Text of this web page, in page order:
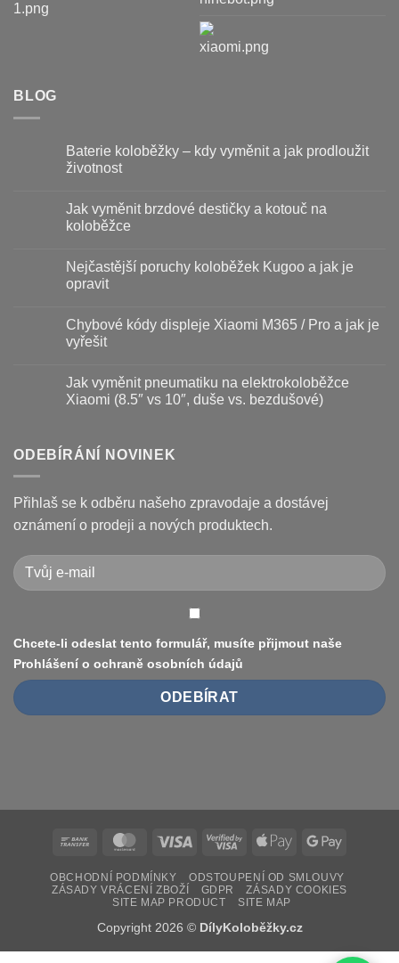
BLOG
Baterie koloběžky – kdy vyměnit a jak prodloužit
životnost
textu
s
koloběžky
kdy
jak
prodloužit
životnost
Jak vyměnit brzdové destičky a kotouč na
koloběžce
u
textu
s
vyměnit
brzdové
destičky
na
koloběžce
Nejčastější poruchy koloběžek Kugoo a jak je
opravit
u
textu
s
poruchy
koloběžek
Kugoo
opravit
Chybové kódy displeje Xiaomi M365 / Pro a jak je
vyřešit
textu
s
displeje
Xiaomi
Pro
a
jak
je
Jak vyměnit pneumatiku na elektrokoloběžce
Xiaomi (8.5″ vs 10″, duše vs. bezdušové)
textu
s
vyměnit
pneumatiku
na
elektrokoloběžce
(8.5″
vs
10″,
duše
ODEBÍRÁNÍ NOVINEK
Přihlaš se k odběru našeho zpravodaje a dostávej
oznámení o prodeji a nových produktech.
Chcete-li odeslat tento formulář, musíte přijmout naše
Prohlášení o ochraně osobních údajů
Bank
MasterCardVisa
Visa
Apple
Google
OBCHODNÍ PODMÍNKY
ODSTOUPENÍ OD SMLOUVY
ZÁSADY VRÁCENÍ ZBOŽÍ
GDPR
ZÁSADY COOKIES
SITE MAP PRODUCT
SITE MAP
Copyright 2026 © DílyKoloběžky.cz